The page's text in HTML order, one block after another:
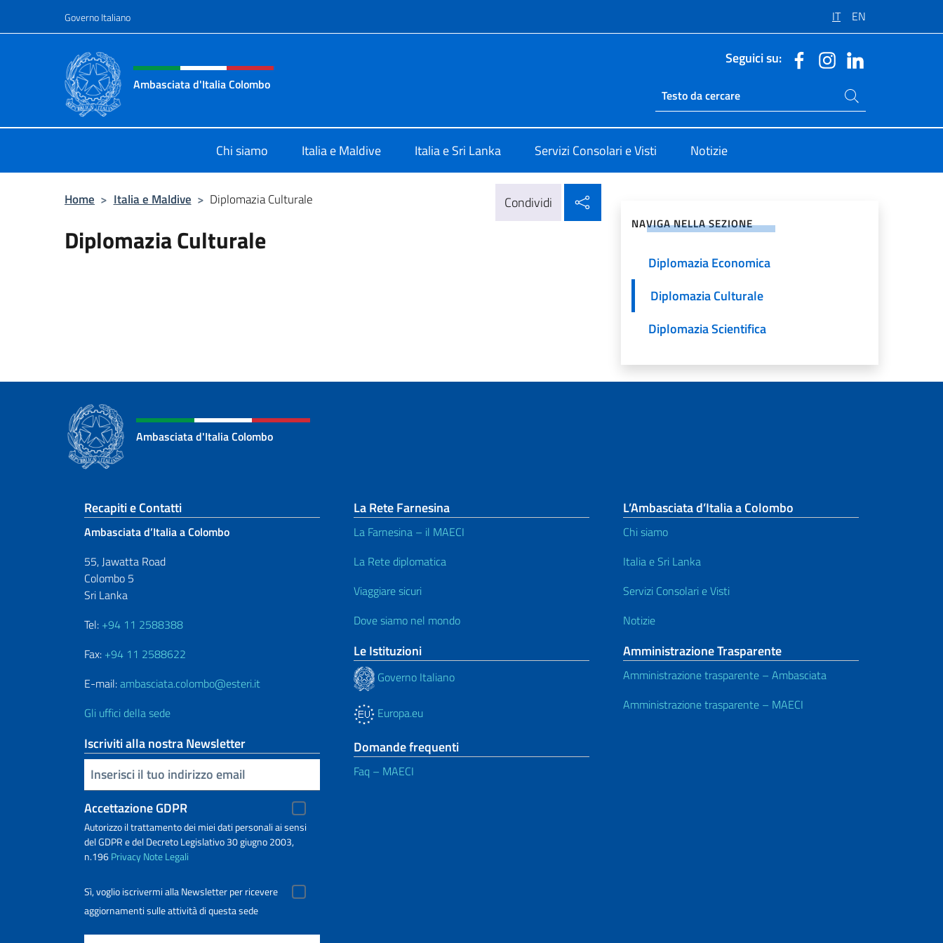
Governo Italiano IT EN
Intestazione sito, social e menù
Ambasciata d'Italia Colombo
Seguici su:
Ricerca sito live
Cerca nel sito
Chi siamo Italia e Maldive Italia e Sri Lanka Servizi Consolari e Visti Notizie
Home > Italia e Maldive > Diplomazia Culturale Condividi
Diplomazia Culturale NAVIGA NELLA SEZIONE
Diplomazia Economica
Diplomazia Culturale
Diplomazia Scientifica
Ambasciata d'Italia Colombo
Sezione footer
Recapiti e Contatti
Ambasciata d’Italia a Colombo
55, Jawatta Road
Colombo 5
Sri Lanka
Tel: +94 11 2588388
Fax: +94 11 2588622
E-mail:ambasciata.colombo@esteri.it
Gli uffici della sede
Iscriviti alla nostra Newsletter
Inserisci la tua email
Accettazione GDPR
Autorizzo il trattamento dei miei dati personali ai sensi
del GDPR e del Decreto Legislativo 30 giugno 2003,
n.196PrivacyNote Legali
Sì, voglio iscrivermi alla Newsletter per ricevere
aggiornamenti sulle attività di questa sede
La Rete Farnesina
La Farnesina – il MAECI
La Rete diplomatica
Viaggiare sicuri
Dove siamo nel mondo
Le Istituzioni
Governo Italiano
Europa.eu
Domande frequenti
Faq – MAECI
L’Ambasciata d’Italia a Colombo
Chi siamo
Italia e Sri Lanka
Servizi Consolari e Visti
Notizie
Amministrazione Trasparente
Amministrazione trasparente – Ambasciata
Amministrazione trasparente – MAECI